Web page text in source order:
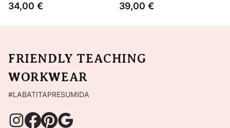
34,00 € 39,00 €
FRIENDLY TEACHING
WORKWEAR
#LABATITAPRESUMIDA